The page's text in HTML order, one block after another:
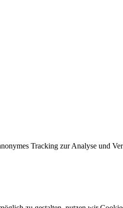
Tracking zur Analyse und